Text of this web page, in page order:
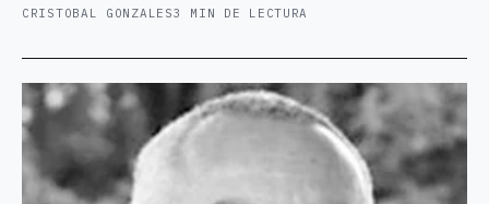
CRISTOBAL GONZALES3 MIN DE LECTURA